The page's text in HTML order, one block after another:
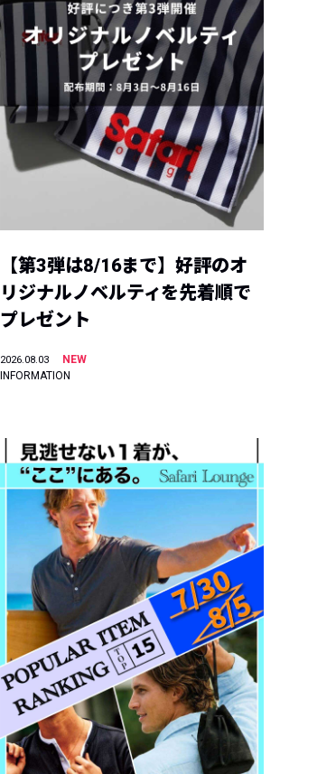
【第3弾は8/16まで】好評のオ
リジナルノベルティを先着順で
プレゼント
2026.08.03
NEW
INFORMATION